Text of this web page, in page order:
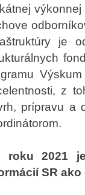
je
z
prípravu a
roku 2021
SR ako